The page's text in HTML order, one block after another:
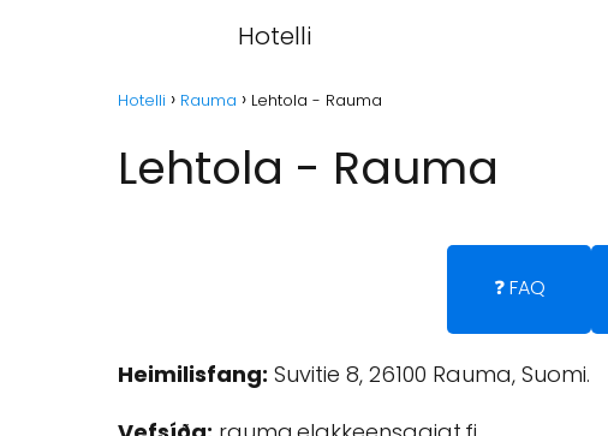
Hotelli
Hotelli Rauma Lehtola - Rauma
Lehtola - Rauma
❓ FAQ
Heimilisfang: Suvitie 8, 26100 Rauma, Suomi.